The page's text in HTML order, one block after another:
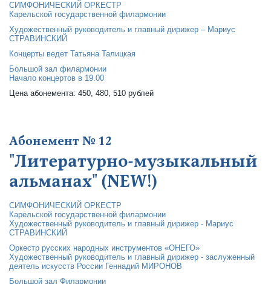
СИМФОНИЧЕСКИЙ ОРКЕСТР
Карельской государственной филармонии
Художественный руководитель и главный дирижер – Мариус
СТРАВИНСКИЙ
Концерты ведет Татьяна Талицкая
Большой зал филармонии
Начало концертов в 19.00
Цена абонемента: 450, 480, 510 рублей
Абонемент № 12
"Литературно-музыкальный
альманах" (NEW!)
СИМФОНИЧЕСКИЙ ОРКЕСТР
Карельской государственной филармонии
Художественный руководитель и главный дирижер - Мариус
СТРАВИНСКИЙ
Оркестр русских народных инструментов «ОНЕГО»
Художественный руководитель и главный дирижер - заслуженный
деятель искусств России Геннадий МИРОНОВ
Большой зал Филармонии